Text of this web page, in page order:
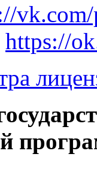
https://